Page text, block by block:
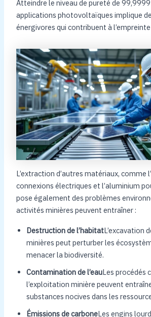
Atteindre le niveau de pureté de
applications photovoltaïques implique
énergivores qui contribuent à
L’extraction d’autres matériaux, comme
connexions électriques et l’aluminium
pose également des problèmes
activités minières peuvent entraîner :
Destruction de l’habitatL’excavation
minières peut perturber les
menacer la biodiversité.
Contamination de l’eauLes procédés
l’exploitation minière peuvent
substances nocives dans les
Émissions de carboneLes engins